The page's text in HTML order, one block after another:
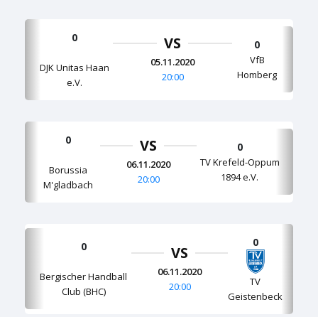
0
DJK Unitas Haan
e.V.
VS
05.11.2020
20:00
0
VfB
Homberg
0
Borussia
M'gladbach
VS
06.11.2020
20:00
0
TV Krefeld-Oppum
1894 e.V.
0
Bergischer Handball
Club (BHC)
VS
06.11.2020
20:00
0
TV
Geistenbeck